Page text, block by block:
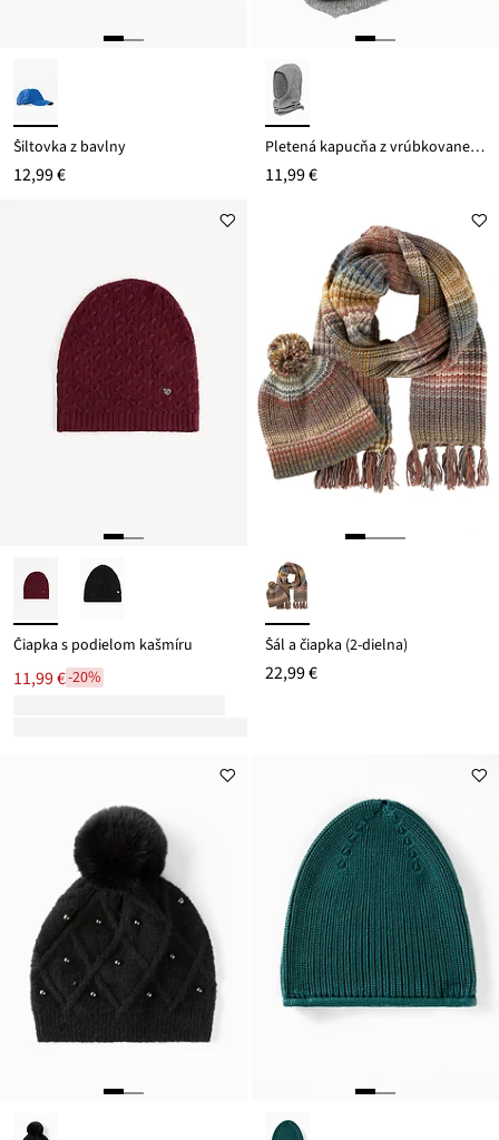
Šiltovka z bavlny
12,99 €
Pletená kapucňa z vrúbkovanej pleteniny
11,99 €
Čiapka s podielom kašmíru
11,99 €-20%
Šál a čiapka (2-dielna)
22,99 €